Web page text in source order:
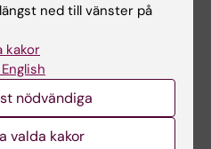
gener är involverade.
gener som minskar
ökar risken för
Det gör att det
för dessa båda
ned till vänster på
kakor
nödvändiga
valda kakor